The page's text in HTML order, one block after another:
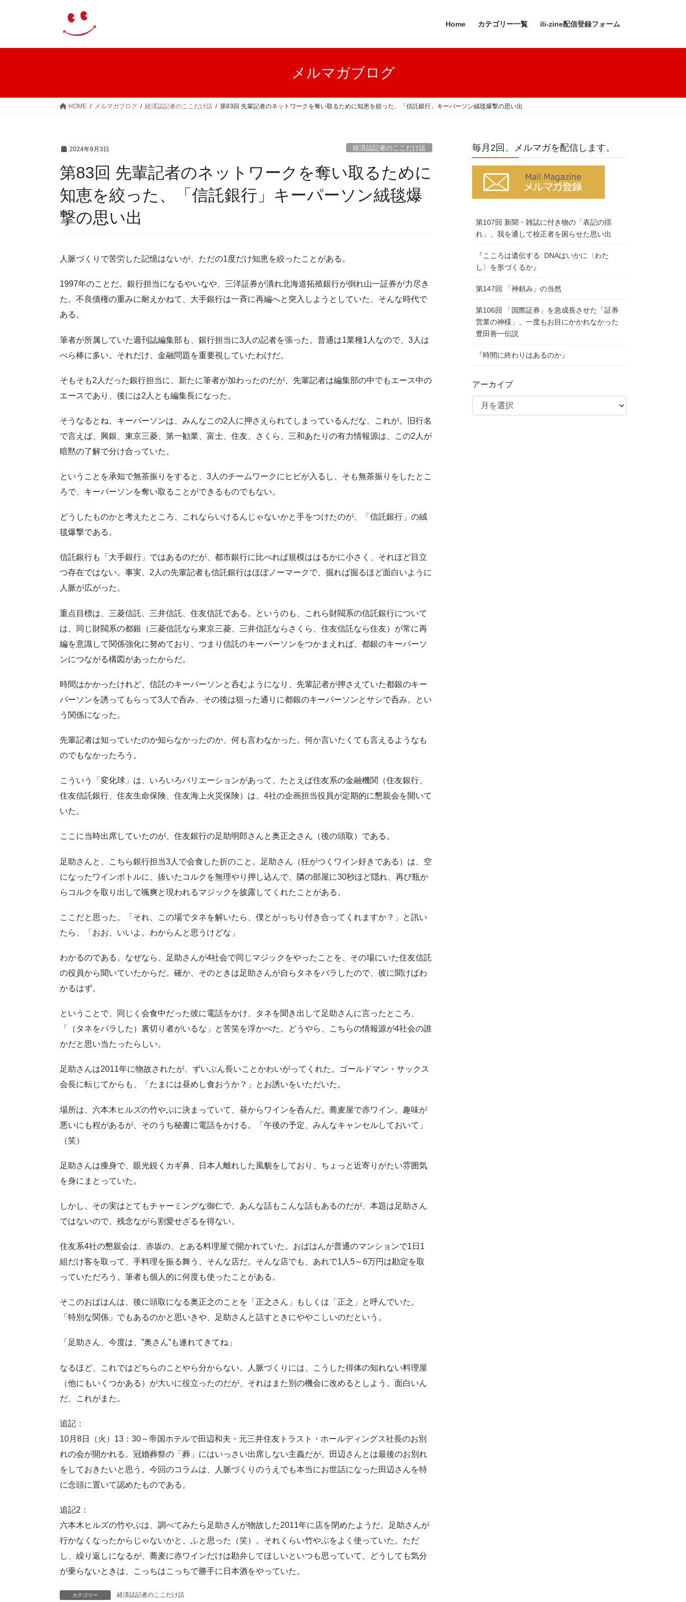
Home カテゴリー一覧 ili-zine配信登録フォーム
メルマガブログ
HOME メルマガブログ 経済誌記者のここだけ話 第83回 先輩記者のネットワークを奪い取るために知恵を絞った、「信託銀行」キーパーソン絨毯爆撃の思い出
2024年9月3日 経済誌記者のここだけ話
第83回 先輩記者のネットワークを奪い取るために
知恵を絞った、「信託銀行」キーパーソン絨毯爆
撃の思い出
人脈づくりで苦労した記憶はないが、ただの1度だけ知恵を絞ったことがある。
1997年のことだ。銀行担当になるやいなや、三洋証券が潰れ北海道拓殖銀行が倒れ山一証券が力尽き
た。不良債権の重みに耐えかねて、大手銀行は一斉に再編へと突入しようとしていた、そんな時代で
ある。
筆者が所属していた週刊誌編集部も、銀行担当に3人の記者を張った。普通は1業種1人なので、3人は
べら棒に多い。それだけ、金融問題を重要視していたわけだ。
そもそも2人だった銀行担当に、新たに筆者が加わったのだが、先輩記者は編集部の中でもエース中の
エースであり、後には2人とも編集長になった。
そうなるとね、キーパーソンは、みんなこの2人に押さえられてしまっているんだな、これが。旧行名
で言えば、興銀、東京三菱、第一勧業、富士、住友、さくら、三和あたりの有力情報源は、この2人が
暗黙の了解で分け合っていた。
ということを承知で無茶振りをすると、3人のチームワークにヒビが入るし、そも無茶振りをしたとこ
ろで、キーパーソンを奪い取ることができるものでもない。
どうしたものかと考えたところ、これならいけるんじゃないかと手をつけたのが、「信託銀行」の絨
毯爆撃である。
信託銀行も「大手銀行」ではあるのだが、都市銀行に比べれば規模ははるかに小さく、それほど目立
つ存在ではない。事実、2人の先輩記者も信託銀行はほぼノーマークで、掘れば掘るほど面白いように
人脈が広がった。
重点目標は、三菱信託、三井信託、住友信託である。というのも、これら財閥系の信託銀行について
は、同じ財閥系の都銀（三菱信託なら東京三菱、三井信託ならさくら、住友信託なら住友）が常に再
編を意識して関係強化に努めており、つまり信託のキーパーソンをつかまえれば、都銀のキーパーソ
ンにつながる構図があったからだ。
時間はかかったけれど、信託のキーパーソンと呑むようになり、先輩記者が押さえていた都銀のキー
パーソンを誘ってもらって3人で呑み、その後は狙った通りに都銀のキーパーソンとサシで呑み。とい
う関係になった。
先輩記者は知っていたのか知らなかったのか、何も言わなかった。何か言いたくても言えるようなも
のでもなかったろう。
こういう「変化球」は、いろいろバリエーションがあって、たとえば住友系の金融機関（住友銀行、
住友信託銀行、住友生命保険、住友海上火災保険）は、4社の企画担当役員が定期的に懇親会を開いて
いた。
ここに当時出席していたのが、住友銀行の足助明郎さんと奥正之さん（後の頭取）である。
足助さんと、こちら銀行担当3人で会食した折のこと。足助さん（狂がつくワイン好きである）は、空
になったワインボトルに、抜いたコルクを無理やり押し込んで、隣の部屋に30秒ほど隠れ、再び瓶か
らコルクを取り出して颯爽と現われるマジックを披露してくれたことがある。
ここだと思った。「それ、この場でタネを解いたら、僕とがっちり付き合ってくれますか？」と訊い
たら、「おお、いいよ。わからんと思うけどな」
わかるのである。なぜなら、足助さんが4社会で同じマジックをやったことを、その場にいた住友信託
の役員から聞いていたからだ。確か、そのときは足助さんが自らタネをバラしたので、彼に聞けばわ
かるはず。
ということで、同じく会食中だった彼に電話をかけ、タネを聞き出して足助さんに言ったところ、
「（タネをバラした）裏切り者がいるな」と苦笑を浮かべた。どうやら、こちらの情報源が4社会の誰
かだと思い当たったらしい。
足助さんは2011年に物故されたが、ずいぶん長いことかわいがってくれた。ゴールドマン・サックス
会長に転じてからも、「たまには昼めし食おうか？」とお誘いをいただいた。
場所は、六本木ヒルズの竹やぶに決まっていて、昼からワインを呑んだ。蕎麦屋で赤ワイン。趣味が
悪いにも程があるが、そのうち秘書に電話をかける。「午後の予定、みんなキャンセルしておいて」
（笑）
足助さんは痩身で、眼光鋭くカギ鼻、日本人離れした風貌をしており、ちょっと近寄りがたい雰囲気
を身にまとっていた。
しかし、その実はとてもチャーミングな御仁で、あんな話もこんな話もあるのだが、本題は足助さん
ではないので、残念ながら割愛せざるを得ない。
住友系4社の懇親会は、赤坂の、とある料理屋で開かれていた。おばはんが普通のマンションで1日1
組だけ客を取って、手料理を振る舞う、そんな店だ。そんな店でも、あれで1人5～6万円は勘定を取
っていただろう。筆者も個人的に何度も使ったことがある。
そこのおばはんは、後に頭取になる奥正之のことを「正之さん」もしくは「正之」と呼んでいた。
「特別な関係」でもあるのかと思いきや、足助さんと話すときにややこしいのだという。
「足助さん、今度は、”奥さん”も連れてきてね」
なるほど、これではどちらのことやら分からない。人脈づくりには、こうした得体の知れない料理屋
（他にもいくつかある）が大いに役立ったのだが、それはまた別の機会に改めるとしよう。面白いん
だ、これがまた。
追記：
10月8日（火）13：30～帝国ホテルで田辺和夫・元三井住友トラスト・ホールディングス社長のお別
れの会が開かれる。冠婚葬祭の「葬」にはいっさい出席しない主義だが、田辺さんとは最後のお別れ
をしておきたいと思う。今回のコラムは、人脈づくりのうえでも本当にお世話になった田辺さんを特
に念頭に置いて認めたものである。
追記2：
六本木ヒルズの竹やぶは、調べてみたら足助さんが物故した2011年に店を閉めたようだ。足助さんが
行かなくなったからじゃないかと、ふと思った（笑）。それくらい竹やぶをよく使っていた。ただ
し、繰り返しになるが、蕎麦に赤ワインだけは勘弁してほしいといつも思っていて、どうしても気分
が乗らないときは、こっちはこっちで勝手に日本酒をやっていた。
カテゴリー 経済誌記者のここだけ話
毎月2回、メルマガを配信します。
第107回 新聞・雑誌に付き物の「表記の揺
れ」、我を通して校正者を困らせた思い出
『こころは遺伝する: DNAはいかに〈わた
し〉を形づくるか』
第147回 「神頼み」の当然
第106回 「国際証券」を急成長させた「証券
営業の神様」、一度もお目にかかれなかった
豊田善一伝説
『時間に終わりはあるのか』
アーカイブ